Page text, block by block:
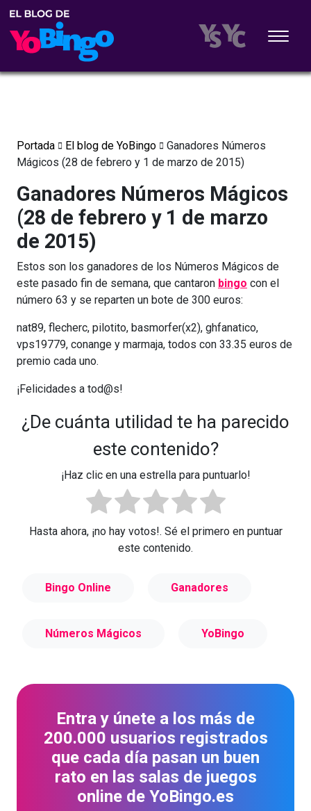
Portada El blog de YoBingo
Ganadores Números
Mágicos (28 de febrero y 1 de marzo de 2015)
Ganadores Números Mágicos
(28 de febrero y 1 de marzo
de 2015)
Estos son los ganadores de los Números Mágicos de
este pasado fin de semana, que cantaron bingo con el
número 63 y se reparten un bote de 300 euros:
nat89, flecherc, pilotito, basmorfer(x2), ghfanatico,
vps19779, conange y marmaja, todos con 33.35 euros de
premio cada uno.
¡Felicidades a tod@s!
¿De cuánta utilidad te ha parecido
este contenido?
¡Haz clic en una estrella para puntuarlo!
Hasta ahora, ¡no hay votos!. Sé el primero en puntuar
este contenido.
Bingo Online Ganadores
Números Mágicos YoBingo
Entra y únete a los más de
200.000 usuarios registrados
que cada día pasan un buen
rato en las salas de juegos
online de YoBingo.es